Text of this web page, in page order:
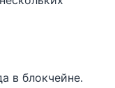
в блокчейне.